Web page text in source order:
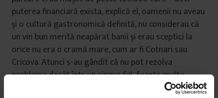
puterea financiară exista, explică el, oamenii nu aveau
și o cultură gastronomică definită, nu considerau că
un vin bun merită neapărat banii și erau sceptici la
orice nu era o cramă mare, cum ar fi Cotnari sau
Cricova. Atunci s-au gândit că nu pot rezolva
problema decât într-un singur fel: foarte multe
evenimente din lumea vinurilor – șase-șapte feluri de